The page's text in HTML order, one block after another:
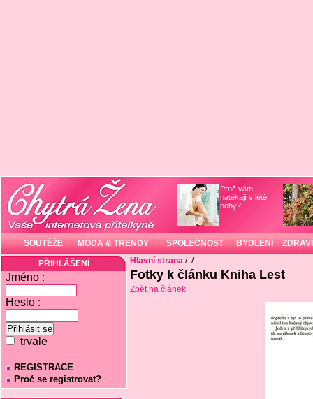
Proč vám
natékají v létě
nohy?
SOUTĚŽE MÓDA & TRENDY SPOLEČNOST BYDLENÍ ZDRAVÍ
PŘIHLÁŠENÍ
Jméno :
Heslo :
trvale
REGISTRACE
Proč se registrovat?
Hlavní strana / /
Fotky k článku Kniha Lest
Zpět na článek